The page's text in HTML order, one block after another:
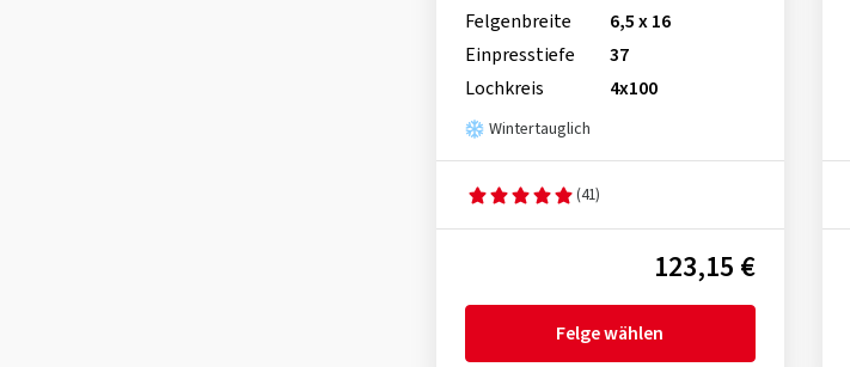
Felgenbreite
6,5 x 16
Einpresstiefe
37
Lochkreis
4x100
Wintertauglich
(41)
123,15 €
Felge wählen